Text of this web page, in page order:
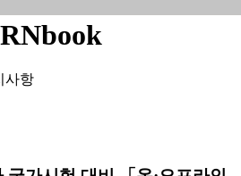
사항